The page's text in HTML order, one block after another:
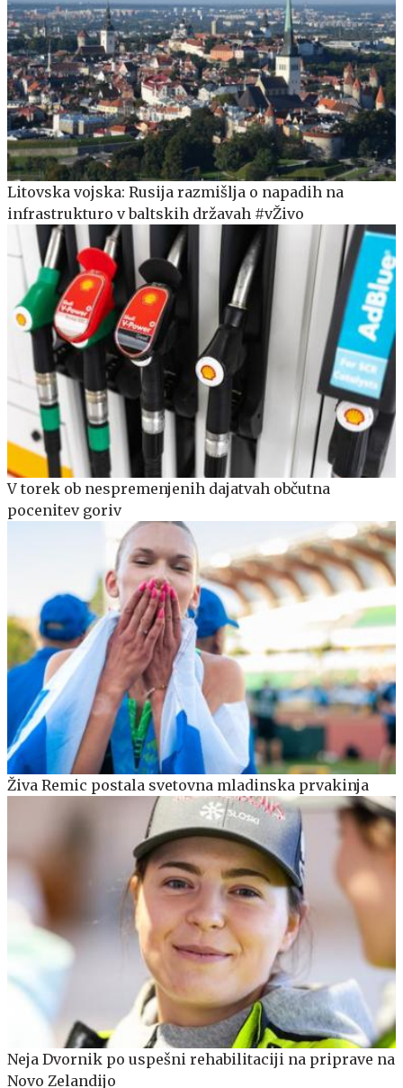
Litovska vojska: Rusija razmišlja o napadih na
infrastrukturo v baltskih državah #vŽivo
V torek ob nespremenjenih dajatvah občutna
pocenitev goriv
Živa Remic postala svetovna mladinska prvakinja
Neja Dvornik po uspešni rehabilitaciji na priprave na
Novo Zelandijo